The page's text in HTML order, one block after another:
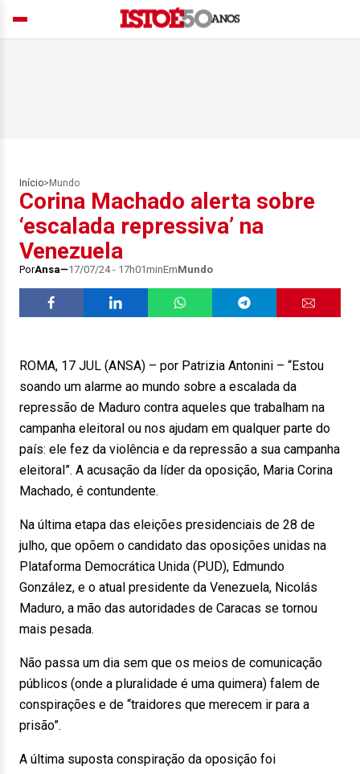
Início> Mundo
Corina Machado alerta sobre
‘escalada repressiva’ na
Venezuela
PorAnsa 17/07/24 - 17h01minEmMundo
ROMA, 17 JUL (ANSA) – por Patrizia Antonini – “Estou
soando um alarme ao mundo sobre a escalada da
repressão de Maduro contra aqueles que trabalham na
campanha eleitoral ou nos ajudam em qualquer parte do
país: ele fez da violência e da repressão a sua campanha
eleitoral”. A acusação da líder da oposição, Maria Corina
Machado, é contundente.
Na última etapa das eleições presidenciais de 28 de
julho, que opõem o candidato das oposições unidas na
Plataforma Democrática Unida (PUD), Edmundo
González, e o atual presidente da Venezuela, Nicolás
Maduro, a mão das autoridades de Caracas se tornou
mais pesada.
Não passa um dia sem que os meios de comunicação
públicos (onde a pluralidade é uma quimera) falem de
conspirações e de “traidores que merecem ir para a
prisão”.
A última suposta conspiração da oposição foi